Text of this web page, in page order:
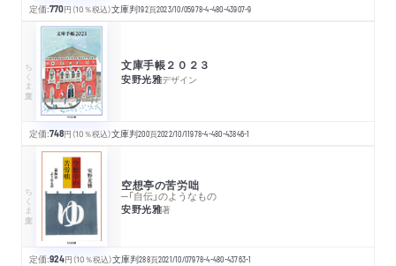
定価:770円 （10％税込）文庫判192頁2023/10/05978-4-480-43907-9
ちくま文庫 文庫手帳２０２３
安野光雅デザイン
定価:748円 （10％税込）文庫判200頁2022/10/11978-4-480-43846-1
ちくま文庫 空想亭の苦労咄
─「自伝」のようなもの
安野光雅著
定価:924円 （10％税込）文庫判288頁2021/10/07978-4-480-43763-1